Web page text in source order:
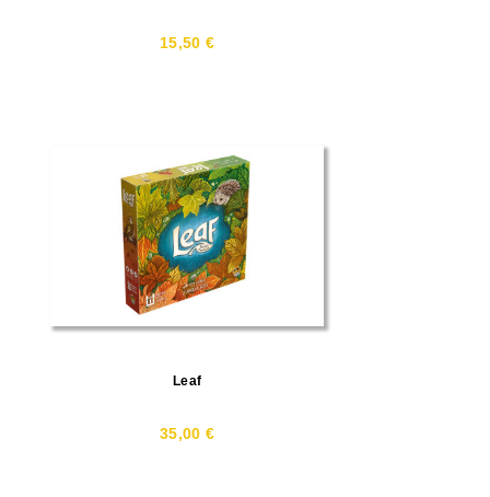
15,50 €
Leaf
35,00 €